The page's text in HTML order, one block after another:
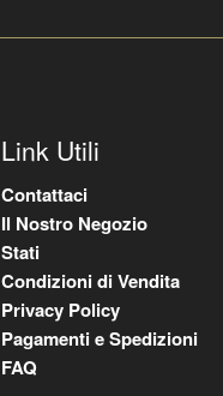
Link Utili
Contattaci
Il Nostro Negozio
Stati
Condizioni di Vendita
Privacy Policy
Pagamenti e Spedizioni
FAQ